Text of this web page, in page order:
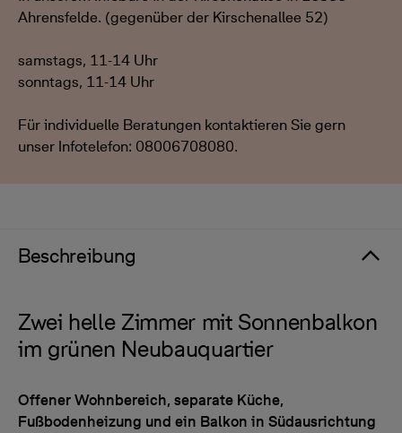
Ahrensfelde. (gegenüber der Kirschenallee 52)
samstags, 11-14 Uhr
sonntags, 11-14 Uhr
Für individuelle Beratungen kontaktieren Sie gern
unser Infotelefon: 08006708080.
Beschreibung
Zwei helle Zimmer mit Sonnenbalkon
im grünen Neubauquartier
Offener Wohnbereich, separate Küche,
Fußbodenheizung und ein Balkon in Südausrichtung